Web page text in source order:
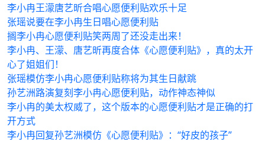
李小冉王濛唐艺昕合唱心愿便利贴欢乐十足
张瑶说要在李小冉生日唱心愿便利贴
搁李小冉心愿便利贴笑两周了还没走出来！
李小冉、王濛、唐艺昕再度合体《心愿便利贴》，真的太开
心了姐姐们！
张瑶模仿李小冉心愿便利贴称将为其生日献跳
孙艺洲路演复刻李小冉心愿便利贴，动作神态神似
李小冉的美太权威了，这个版本的心愿便利贴才是正确的打
开方式
李小冉回复孙艺洲模仿《心愿便利贴》：“好皮的孩子”